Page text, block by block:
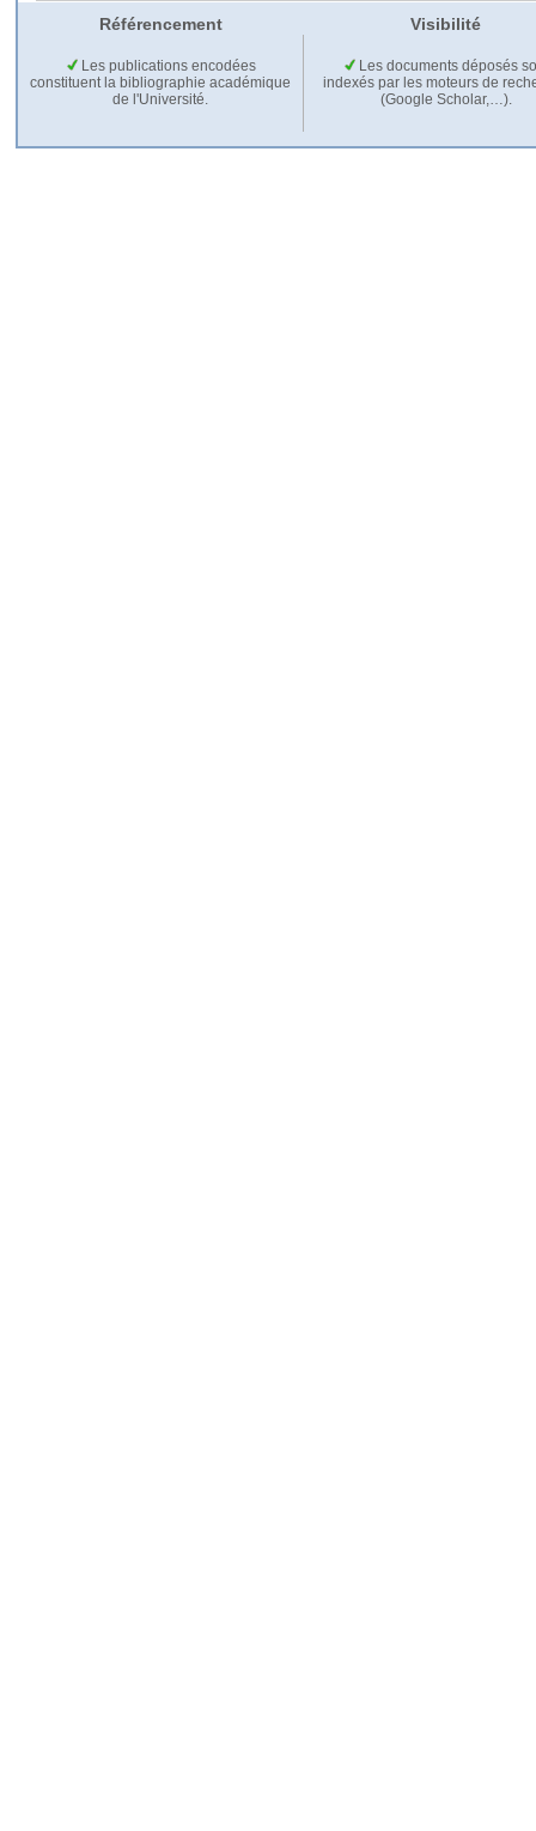
Référencement Visibilité
Les publications encodées
constituent la bibliographie académique
de l'Université.
Les documents déposés
indexés par les moteurs de
(Google Scholar,…).